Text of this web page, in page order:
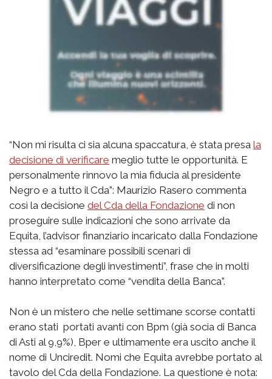
“Non mi risulta ci sia alcuna spaccatura, è stata presa la
decisione di verificare meglio tutte le opportunità. E
personalmente rinnovo la mia fiducia al presidente
Negro e a tutto il Cda”: Maurizio Rasero commenta
così la decisione del Cda della Fondazione di non
proseguire sulle indicazioni che sono arrivate da
Equita, l’advisor finanziario incaricato dalla Fondazione
stessa ad “esaminare possibili scenari di
diversificazione degli investimenti”, frase che in molti
hanno interpretato come “vendita della Banca”.
Non è un mistero che nelle settimane scorse contatti
erano stati portati avanti con Bpm (già socia di Banca
di Asti al 9,9%), Bper e ultimamente era uscito anche il
nome di Unciredit. Nomi che Equita avrebbe portato al
tavolo del Cda della Fondazione. La questione è nota: